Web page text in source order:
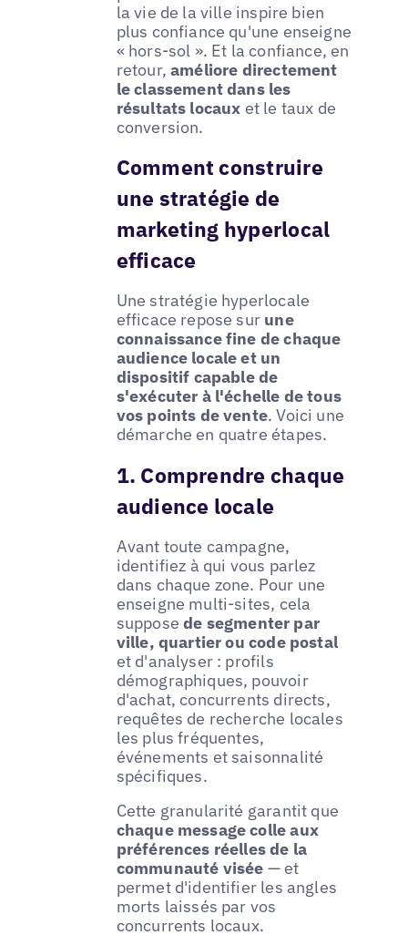
la vie de la ville inspire bien
plus confiance qu'une enseigne
« hors-sol ». Et la confiance, en
retour,améliore directement
le classement dans les
résultats locaux et le taux de
conversion.
Comment construire
une stratégie de
marketing hyperlocal
efficace
Une stratégie hyperlocale
efficace repose sur une
connaissance fine de chaque
audience locale et un
dispositif capable de
s'exécuter à l'échelle de tous
vos points de vente. Voici une
démarche en quatre étapes.
1. Comprendre chaque
audience locale
Avant toute campagne,
identifiez à qui vous parlez
dans chaque zone. Pour une
enseigne multi-sites, cela
supposede segmenter par
ville, quartier ou code postal
et d'analyser : profils
démographiques, pouvoir
d'achat, concurrents directs,
requêtes de recherche locales
les plus fréquentes,
événements et saisonnalité
spécifiques.
Cette granularité garantit que
chaque message colle aux
préférences réelles de la
communauté visée — et
permet d'identifier les angles
morts laissés par vos
concurrents locaux.